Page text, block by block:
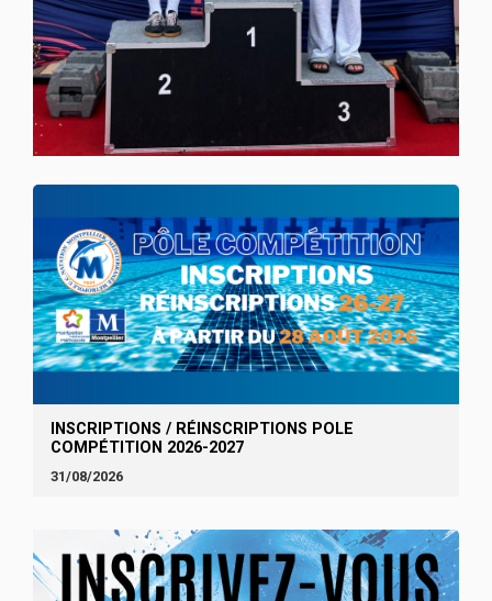
INSCRIPTIONS / RÉINSCRIPTIONS POLE
COMPÉTITION 2026-2027
31/08/2026